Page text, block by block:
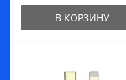
В КОРЗИНУ